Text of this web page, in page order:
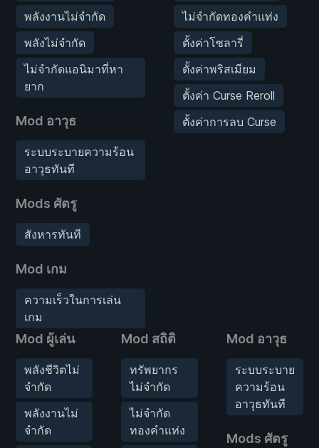
พลังงานไม่จำกัด
พลังไม่จำกัด
ไม่จำกัดแอนิมาที่หา
ยาก
Mod อาวุธ
ระบบระบายความร้อน
อาวุธทันที
Mods ศัตรู
สังหารทันที
Mod เกม
ความเร็วในการเล่น
เกม
ไม่จำกัดทองคำแท่ง
ตั้งค่าโซลารี่
ตั้งค่าพริสเมียม
ตั้งค่า Curse Reroll
ตั้งค่าการลบ Curse
Mod ผู้เล่น
พลังชีวิตไม่
จำกัด
พลังงานไม่
จำกัด
Mod สถิติ
ทรัพยากร
ไม่จำกัด
ไม่จำกัด
ทองคำแท่ง
Mod อาวุธ
ระบบระบาย
ความร้อน
อาวุธทันที
Mods ศัตรู